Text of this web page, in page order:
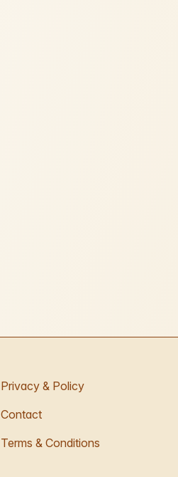
Privacy & Policy
Contact
Terms & Conditions